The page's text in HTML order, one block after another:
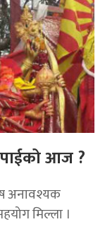
आज ?
अनावश्यक
मिल्ला ।